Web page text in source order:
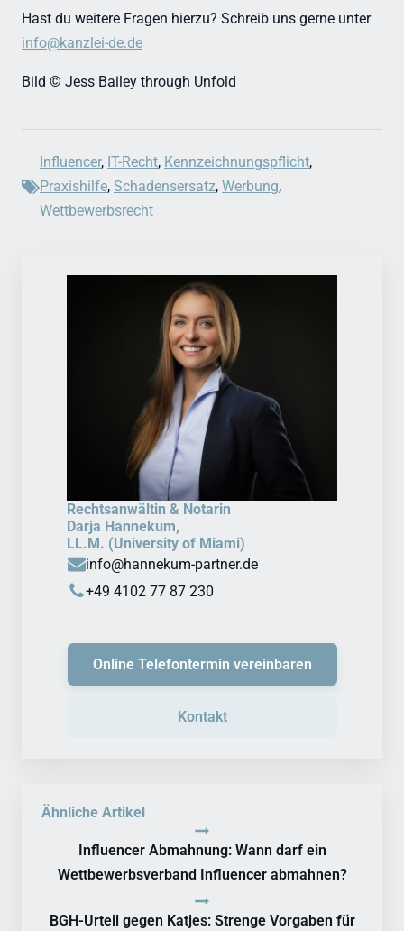
Hast du weitere Fragen hierzu? Schreib uns gerne unter
info@kanzlei-de.de
Bild © Jess Bailey through Unfold
Influencer, IT-Recht, Kennzeichnungspflicht,
Praxishilfe, Schadensersatz, Werbung,
Wettbewerbsrecht
Rechtsanwältin & Notarin
Darja Hannekum,
LL.M. (University of Miami)
info@hannekum-partner.de
+49 4102 77 87 230
Online Telefontermin vereinbaren
Kontakt
Ähnliche Artikel
Influencer Abmahnung: Wann darf ein
Wettbewerbsverband Influencer abmahnen?
BGH-Urteil gegen Katjes: Strenge Vorgaben für